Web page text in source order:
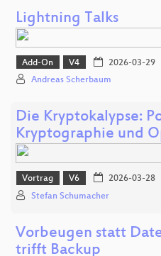
Lightning Talks
Add-On V4 2026-03-29
Andreas Scherbaum
Die Kryptokalypse:
Kryptographie und
Vortrag V6 2026-03-28
Stefan Schumacher
Vorbeugen statt
trifft Backup